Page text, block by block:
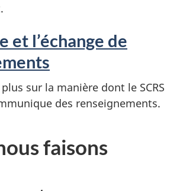
et l’échange de
sur la manière dont le SCRS
des renseignements.
faisons